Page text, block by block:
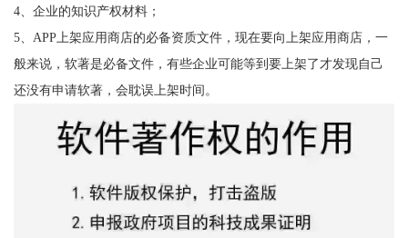
4、企业的知识产权材料；
5、APP上架应用商店的必备资质文件，现在要向上架应用商店，一
般来说，软著是必备文件，有些企业可能等到要上架了才发现自己
还没有申请软著，会耽误上架时间。